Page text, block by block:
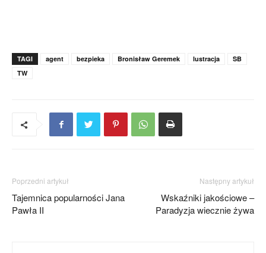
TAGI agent bezpieka Bronisław Geremek lustracja
SB
TW
Poprzedni artykuł
Tajemnica popularności Jana
Pawła II
Następny artykuł
Wskaźniki jakościowe –
Paradyzja wiecznie żywa